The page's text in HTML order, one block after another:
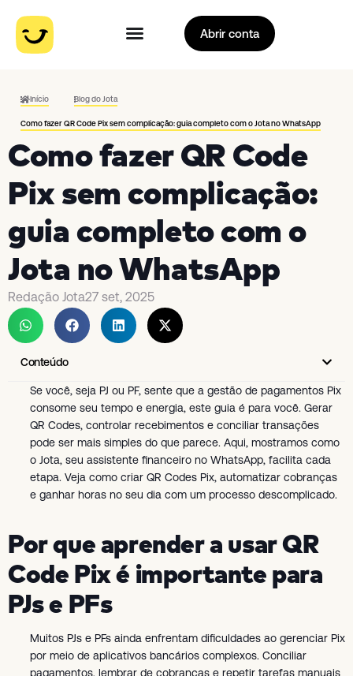
Abrir conta
Início Blog do Jota
Como fazer QR Code Pix sem complicação: guia completo com o Jota no WhatsApp
Como fazer QR Code
Pix sem complicação:
guia completo com o
Jota no WhatsApp
Redação Jota27 set, 2025
Conteúdo
Se você, seja PJ ou PF, sente que a gestão de pagamentos Pix
consome seu tempo e energia, este guia é para você. Gerar
QR Codes, controlar recebimentos e conciliar transações
pode ser mais simples do que parece. Aqui, mostramos como
o Jota, seu assistente financeiro no WhatsApp, facilita cada
etapa. Veja como criar QR Codes Pix, automatizar cobranças
e ganhar horas no seu dia com um processo descomplicado.
Por que aprender a usar QR
Code Pix é importante para
PJs e PFs
Muitos PJs e PFs ainda enfrentam dificuldades ao gerenciar Pix
por meio de aplicativos bancários complexos. Conciliar
pagamentos, lembrar de cobranças e repetir tarefas manuais